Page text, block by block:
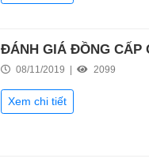
ĐÁNH GIÁ ĐỒNG CẤP
08/11/2019 | 2099
Xem chi tiết